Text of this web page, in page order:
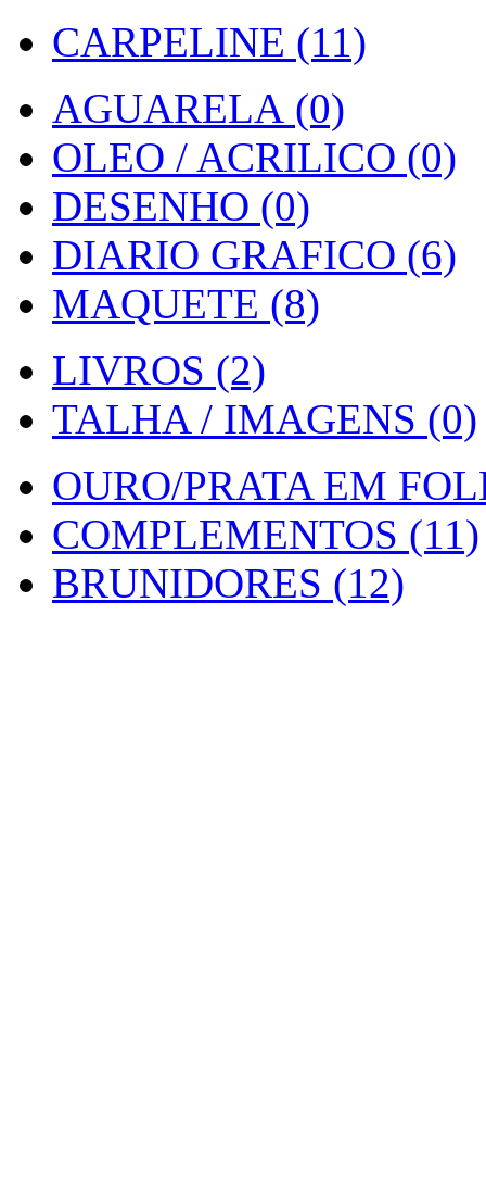
CARPELINE (11)
AGUARELA (0)
OLEO / ACRILICO (0)
DESENHO (0)
DIARIO GRAFICO (6)
MAQUETE (8)
LIVROS (2)
TALHA / IMAGENS (0)
OURO/PRATA EM
COMPLEMENTOS (11)
BRUNIDORES (12)